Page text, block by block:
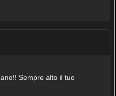
Sempre alto il tuo